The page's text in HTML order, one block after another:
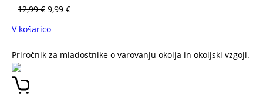
12,99€ 9,99 €
V košarico
Priročnik za mladostnike o varovanju okolja in okoljski vzgoji.